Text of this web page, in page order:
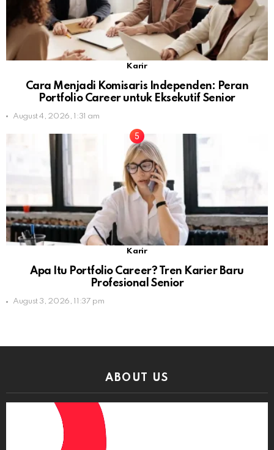
Karir
Cara Menjadi Komisaris Independen: Peran
Portfolio Career untuk Eksekutif Senior
August 4, 2026, 1:31 am
Karir
Apa Itu Portfolio Career? Tren Karier Baru
Profesional Senior
August 3, 2026, 11:37 pm
ABOUT US